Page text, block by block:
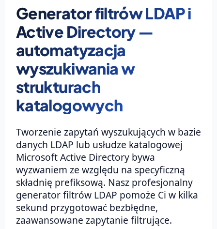
Generator filtrów LDAP i
Active Directory —
automatyzacja
wyszukiwania w
strukturach
katalogowych
Tworzenie zapytań wyszukujących w bazie
danych LDAP lub usłudze katalogowej
Microsoft Active Directory bywa
wyzwaniem ze względu na specyficzną
składnię prefiksową. Nasz profesjonalny
generator filtrów LDAP pomoże Ci w kilka
sekund przygotować bezbłędne,
zaawansowane zapytanie filtrujące.